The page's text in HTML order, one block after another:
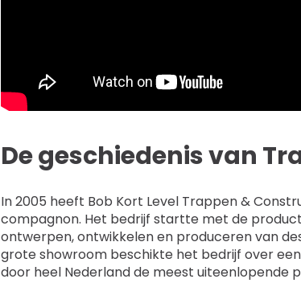
De geschiedenis van
In 2005 heeft Bob Kort Level Trappen &
compagnon. Het bedrijf startte met de
ontwerpen, ontwikkelen en produceren van
grote showroom beschikte het bedrijf over
door heel Nederland de meest uiteenlopende